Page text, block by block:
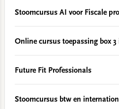
Stoomcursus AI voor Fiscale
Online cursus toepassing box
Future Fit Professionals
Stoomcursus btw en